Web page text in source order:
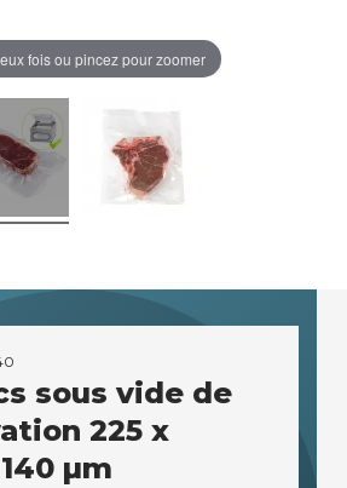
fois ou pincez pour zoomer
sous vide de
225 x
µm